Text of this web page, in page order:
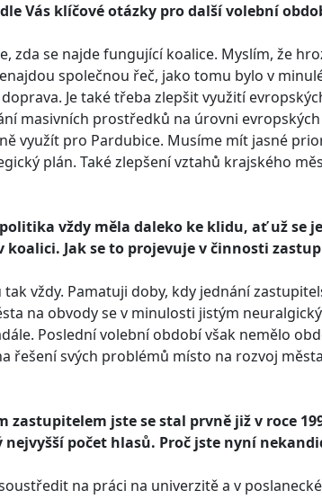
Vás klíčové otázky pro další volební
zda se najde fungující koalice. Myslím, že
společnou řeč, jako tomu bylo v
Je také třeba zlepšit využití
masivních prostředků na úrovni
využít pro Pardubice. Musíme mít jasné
plán. Také zlepšení vztahů krajského
vždy měla daleko ke klidu, ať už se
koalici. Jak se to projevuje v činnosti
vždy. Pamatuji doby, kdy jednání
na obvody se v minulosti jistým
Poslední volební období však nemělo
řešení svých problémů místo na rozvoj
zastupitelem jste se stal prvně již v roce
nejvyšší počet hlasů. Proč jste nyní
na práci na univerzitě a v